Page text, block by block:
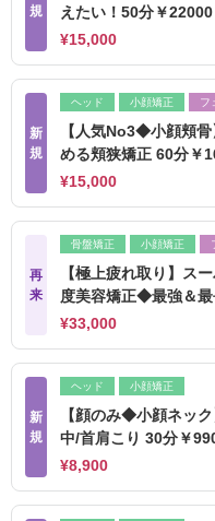
規
えたい！50分￥
¥15,000
新
規
ヘッド 小顔矯正 フ
【人気No3◆小顔頬
める頬狭矯正 60分￥
¥15,000
再
来
骨盤矯正 小顔矯正
【極上疲れ取り】ス
度美容矯正◆最強＆最
¥33,000
新
規
ヘッド 小顔矯正
【顔のみ◆小顔ネッ
中/首肩こり 30分￥
¥8,900